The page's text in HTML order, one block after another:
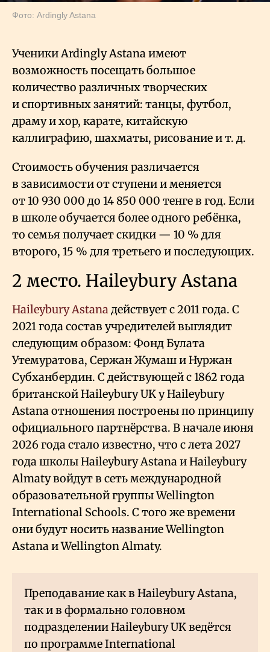
Фото: Ardingly Astana
Ученики Ardingly Astana имеют
возможность посещать большое
количество различных творческих
и спортивных занятий: танцы, футбол,
драму и хор, карате, китайскую
каллиграфию, шахматы, рисование и т. д.
Стоимость обучения различается
в зависимости от ступени и меняется
от 10 930 000 до 14 850 000 тенге в год. Если
в школе обучается более одного ребёнка,
то семья получает скидки — 10 % для
второго, 15 % для третьего и последующих.
2 место. Haileybury Astana
Haileybury Astanaдействует с 2011 года. С
2021 года состав учредителей выглядит
следующим образом: Фонд Булата
Утемуратова, Сержан Жумаш и Нуржан
Субханбердин. С действующей с 1862 года
британской Haileybury UK у Haileybury
Astana отношения построены по принципу
официального партнёрства. В начале июня
2026 года стало известно, что с лета 2027
года школы Haileybury Astana и Haileybury
Almaty войдут в сеть международной
образовательной группы Wellington
International Schools. С того же времени
они будут носить название Wellington
Astana и Wellington Almaty.
Преподавание как в Haileybury Astana,
так и в формально головном
подразделении Haileybury UK ведётся
по программе International